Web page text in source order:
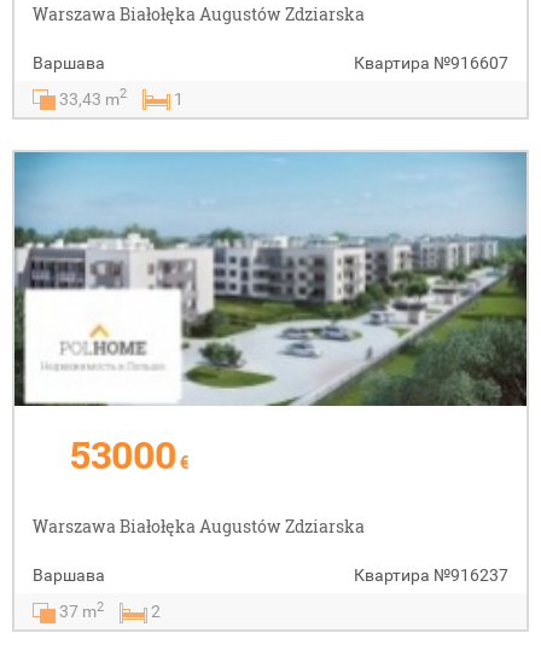
Warszawa Białołęka Augustów Zdziarska
Варшава Квартира №916607
33,43 m2 1
53000 €
Warszawa Białołęka Augustów Zdziarska
Варшава Квартира №916237
37 m2 2